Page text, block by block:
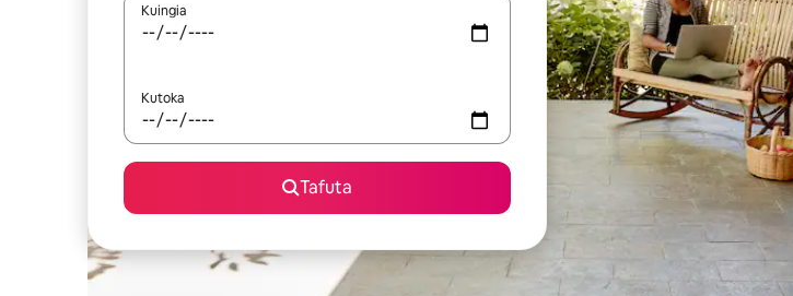
Kuingia
Kutoka
Tafuta